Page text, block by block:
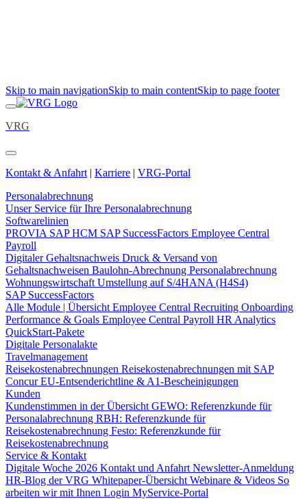
Skip to main navigationSkip to main contentSkip to page footer
VRG
Kontakt & Anfahrt | Karriere | VRG-Portal
Personalabrechnung
Unser Service für Ihre Personalabrechnung
Softwarelinien
PROVIA SAP HCM SAP SuccessFactors Employee Central
Payroll
Digitaler Gehaltsnachweis Druck & Versand von
Gehaltsnachweisen Baulohn-Abrechnung Personalabrechnung
Wohnungswirtschaft Umstellung auf S/4HANA (H4S4)
SAP SuccessFactors
Alle Module | Übersicht Employee Central Recruiting Onboarding
Performance & Goals Employee Central Payroll HR Analytics
QuickStart-Pakete
Digitale Personalakte
Travelmanagement
Reisekostenabrechnungen Reisekostenabrechnungen mit SAP
ConcurEU-Entsenderichtline & A1-Bescheinigungen
Kunden
Kundenstimmen in der Übersicht GEWO: Referenzkunde für
Personalabrechnung RBH: Referenzkunde für
Reisekostenabrechnung Festo: Referenzkunde für
Reisekostenabrechnung
Service & Kontakt
Digitale Woche 2026 Kontakt und Anfahrt Newsletter-Anmeldung
HR-Blog der VRG Whitepaper-Übersicht Webinare & Videos So
arbeiten wir mit Ihnen Login MyService-Portal